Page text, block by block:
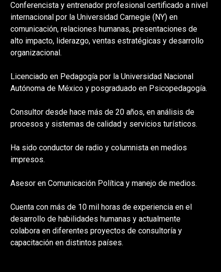
Conferencista y entrenador profesional certificado a nivel
internacional por la Universidad Carnegie (NY) en
comunicación, relaciones humanas, presentaciones de
alto impacto, liderazgo, ventas estratégicas y desarrollo
organizacional.
Licenciado en Pedagogía por la Universidad Nacional
Autónoma de México y posgraduado en Psicopedagogía.
Consultor desde hace más de 20 años, en análisis de
procesos y sistemas de calidad y servicios turísticos.
Ha sido conductor de radio y columnista en medios
impresos.
Asesor en Comunicación Política y manejo de medios.
Cuenta con más de 10 mil horas de experiencia en el
desarrollo de habilidades humanas y actualmente
colabora en diferentes proyectos de consultoría y
capacitación en distintos países.